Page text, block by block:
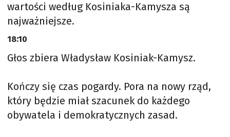
wartości według Kosiniaka-Kamysza są
najważniejsze.
18:10
Głos zbiera Władysław Kosiniak-Kamysz.
Kończy się czas pogardy. Pora na nowy rząd,
który będzie miał szacunek do każdego
obywatela i demokratycznych zasad.